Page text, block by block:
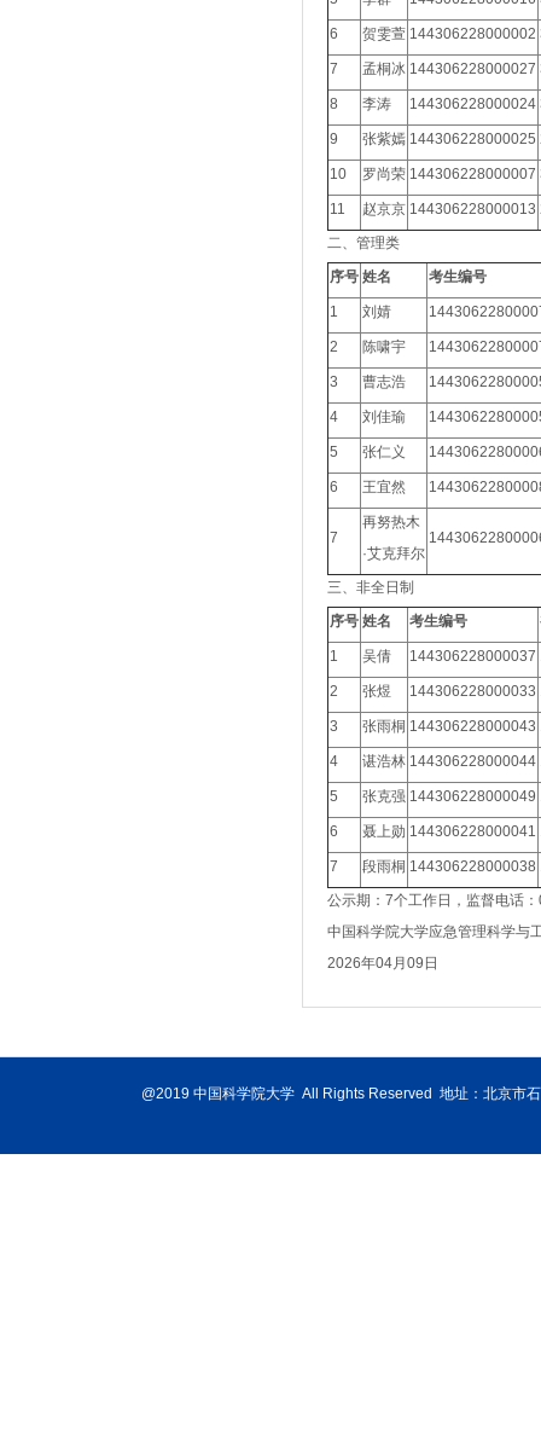
6 贺雯萱 144306228000002
7 孟桐冰 144306228000027
8 李涛 144306228000024
9 张紫嫣 144306228000025
10 罗尚荣 144306228000007
11 赵京京 144306228000013
二、管理类
序号 姓名 考生编号
1 刘婧
2 陈啸宇
3 曹志浩
4 刘佳瑜
5 张仁义
6 王宜然
7
再努热木
·艾克拜尔
三、非全日制
序号 姓名 考生编号
1 吴倩 144306228000037
2 张煜 144306228000033
3 张雨桐 144306228000043
4 谌浩林 144306228000044
5 张克强 144306228000049
6 聂上勋 144306228000041
7 段雨桐 144306228000038
公示期：7个工作日，监督电话
中国科学院大学应急管理科学与
2026年04月09日
@2019 中国科学院大学 All Rights Reserved 地址：北京市